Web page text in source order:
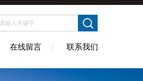
在线留言 联系我们